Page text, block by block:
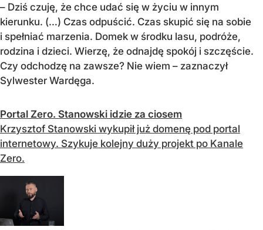
– Dziś czuję, że chce udać się w życiu w innym
kierunku. (…) Czas odpuścić. Czas skupić się na sobie
i spełniać marzenia. Domek w środku lasu, podróże,
rodzina i dzieci. Wierzę, że odnajdę spokój i szczęście.
Czy odchodzę na zawsze? Nie wiem – zaznaczył
Sylwester Wardęga.
Portal Zero. Stanowski idzie za ciosem
Krzysztof Stanowski wykupił już domenę pod portal
internetowy. Szykuje kolejny duży projekt po Kanale
Zero.